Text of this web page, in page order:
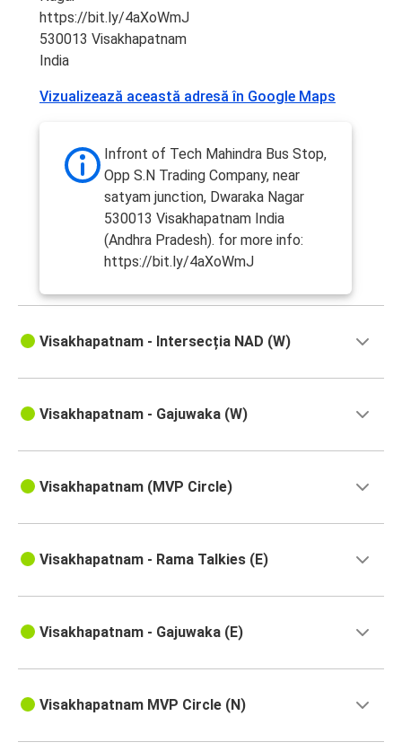
https://bit.ly/4aXoWmJ
530013 Visakhapatnam
India
Vizualizează această adresă în Google Maps
Infront of Tech Mahindra Bus Stop,
Opp S.N Trading Company, near
satyam junction, Dwaraka Nagar
530013 Visakhapatnam India
(Andhra Pradesh). for more info:
https://bit.ly/4aXoWmJ
Visakhapatnam - Intersecția NAD (W)
Visakhapatnam - Gajuwaka (W)
Visakhapatnam (MVP Circle)
Visakhapatnam - Rama Talkies (E)
Visakhapatnam - Gajuwaka (E)
Visakhapatnam MVP Circle (N)